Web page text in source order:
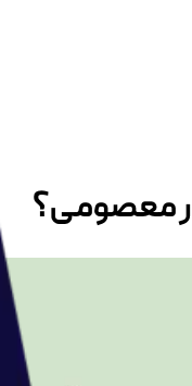
معصومی؟